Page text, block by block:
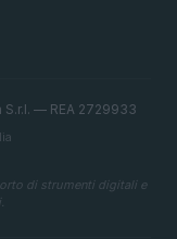
— REA 2729933
di strumenti digitali e